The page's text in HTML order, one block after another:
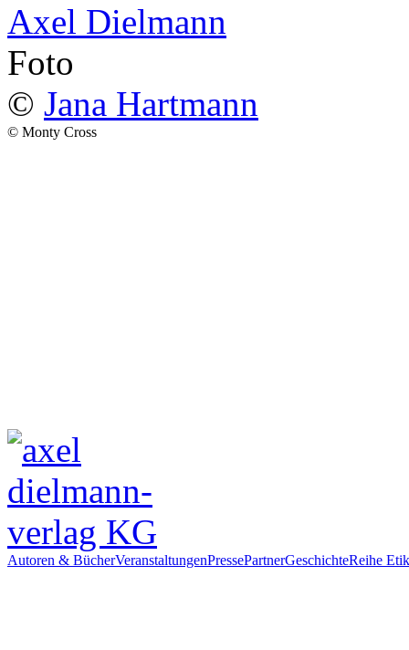
Axel Dielmann
Foto
© Jana Hartmann
© Monty Cross
Autoren & BücherVeranstaltungenPressePartnerGeschichteReihe